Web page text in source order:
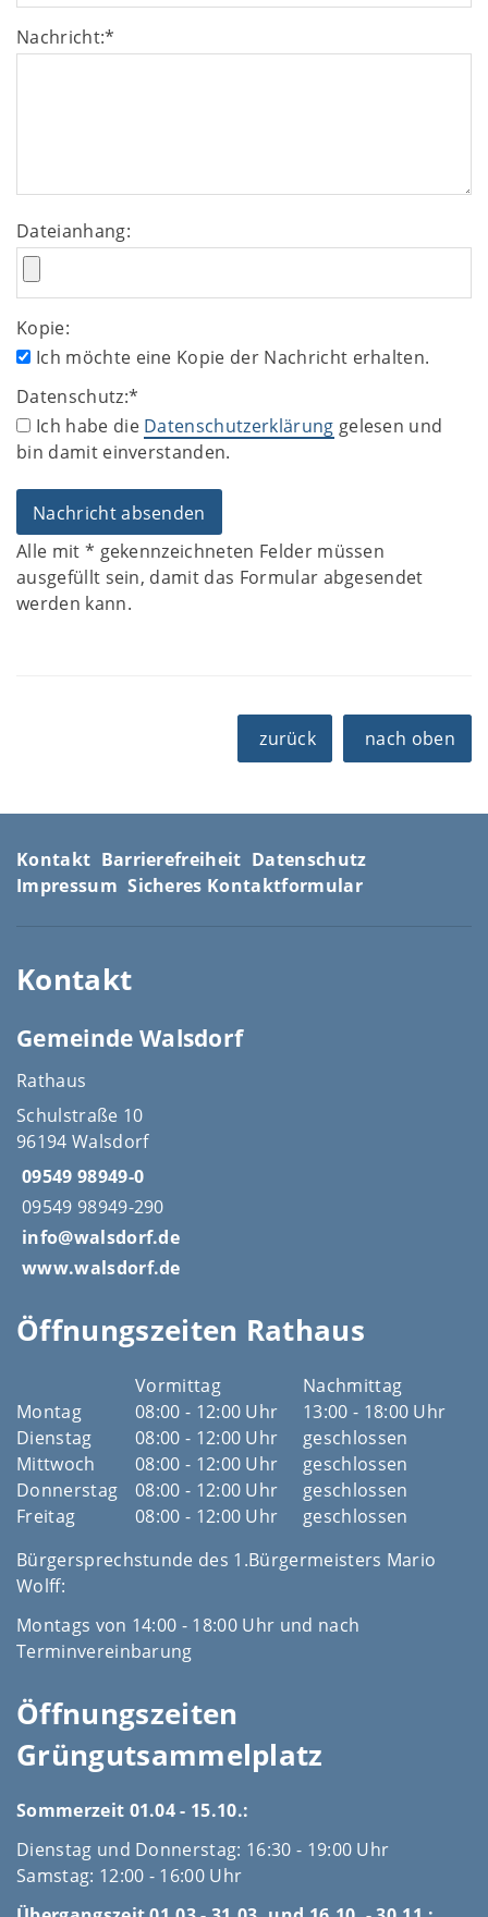
Nachricht:*
Dateianhang:
Kopie:
Ich möchte eine Kopie der Nachricht erhalten.
Datenschutz:*
Ich habe die Datenschutzerklärung gelesen und
bin damit einverstanden.
Alle mit * gekennzeichneten Felder müssen
ausgefüllt sein, damit das Formular abgesendet
werden kann.
zurück nach oben
Kontakt Barrierefreiheit Datenschutz
Impressum Sicheres Kontaktformular
Kontakt
Gemeinde Walsdorf
Rathaus
Schulstraße 10
96194 Walsdorf
09549 98949-0
09549 98949-290
info@walsdorf.de
www.walsdorf.de
Öffnungszeiten Rathaus
Vormittag
Nachmittag
Montag
08:00 - 12:00 Uhr
13:00 - 18:00 Uhr
Dienstag
08:00 - 12:00 Uhr
geschlossen
Mittwoch
08:00 - 12:00 Uhr
geschlossen
Donnerstag
08:00 - 12:00 Uhr
geschlossen
Freitag
08:00 - 12:00 Uhr
geschlossen
Bürgersprechstunde des 1.Bürgermeisters Mario
Wolff:
Montags von 14:00 - 18:00 Uhr und nach
Terminvereinbarung
Öffnungszeiten
Grüngutsammelplatz
Sommerzeit 01.04 - 15.10.:
Dienstag und Donnerstag: 16:30 - 19:00 Uhr
Samstag: 12:00 - 16:00 Uhr